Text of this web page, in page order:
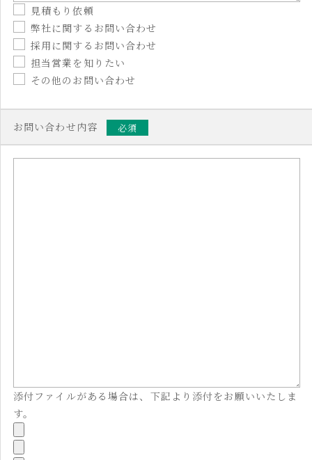
見積もり依頼
弊社に関するお問い合わせ
採用に関するお問い合わせ
担当営業を知りたい
その他のお問い合わせ
お問い合わせ内容 必須
添付ファイルがある場合は、下記より添付をお願いいたしま
す。